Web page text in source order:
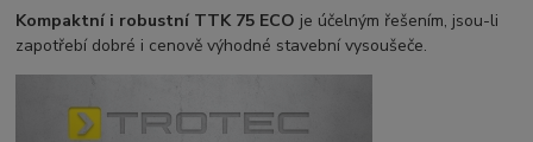
Kompaktní i robustní TTK 75 ECO je účelným řešením, jsou-li
zapotřebí dobré i cenově výhodné stavební vysoušeče.